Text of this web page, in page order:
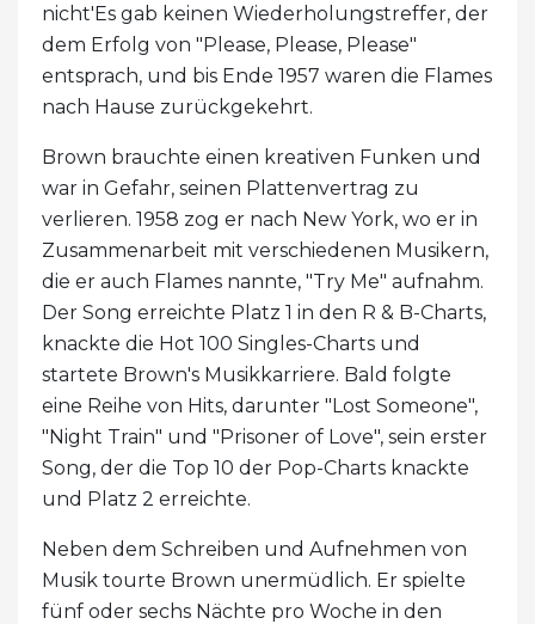
nicht'Es gab keinen Wiederholungstreffer, der
dem Erfolg von "Please, Please, Please"
entsprach, und bis Ende 1957 waren die Flames
nach Hause zurückgekehrt.
Brown brauchte einen kreativen Funken und
war in Gefahr, seinen Plattenvertrag zu
verlieren. 1958 zog er nach New York, wo er in
Zusammenarbeit mit verschiedenen Musikern,
die er auch Flames nannte, "Try Me" aufnahm.
Der Song erreichte Platz 1 in den R & B-Charts,
knackte die Hot 100 Singles-Charts und
startete Brown's Musikkarriere. Bald folgte
eine Reihe von Hits, darunter "Lost Someone",
"Night Train" und "Prisoner of Love", sein erster
Song, der die Top 10 der Pop-Charts knackte
und Platz 2 erreichte.
Neben dem Schreiben und Aufnehmen von
Musik tourte Brown unermüdlich. Er spielte
fünf oder sechs Nächte pro Woche in den